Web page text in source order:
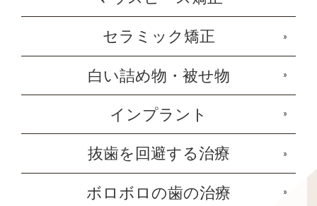
セラミック矯正
白い詰め物・被せ物
インプラント
抜歯を回避する治療
ボロボロの歯の治療